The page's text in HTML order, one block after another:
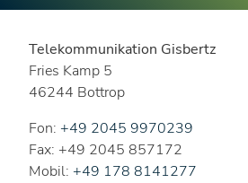
Telekommunikation Gisbertz
Fries Kamp 5
46244 Bottrop
Fon: +49 2045 9970239
Fax: +49 2045 857172
Mobil: +49 178 8141277